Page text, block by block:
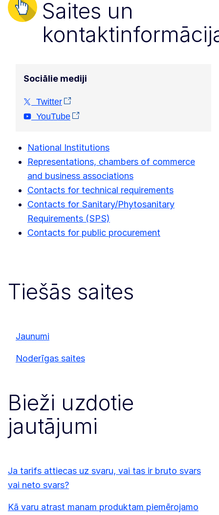
Saites un
Sociālie mediji
Twitter
YouTube
National Institutions
Representations, chambers of commerce
and business associations
Contacts for technical requirements
Contacts for Sanitary/Phytosanitary
Requirements (SPS)
Contacts for public procurement
Tiešās saites
Jaunumi
Noderīgas saites
Bieži uzdotie
jautājumi
Ja tarifs attiecas uz svaru, vai tas ir bruto svars
vai neto svars?
Kā varu atrast manam produktam piemērojamo